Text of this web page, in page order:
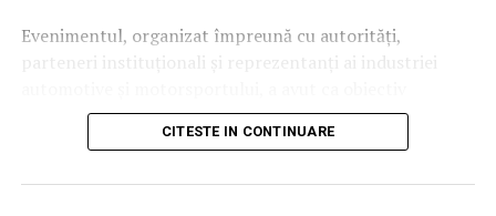
Evenimentul, organizat împreună cu autorități,
parteneri instituționali și reprezentanți ai industriei
principal transformarea prevenției într-o experiență
practică și accesibilă publicului larg.
CITESTE IN CONTINUARE